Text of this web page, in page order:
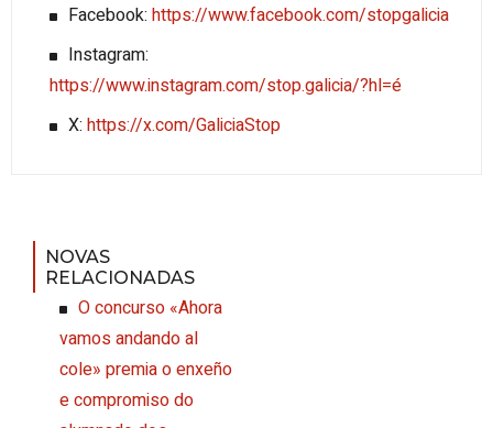
Facebook: https://www.facebook.com/stopgalicia
Instagram:
https://www.instagram.com/stop.galicia/?hl=é
X: https://x.com/GaliciaStop
NOVAS
RELACIONADAS
O concurso «Ahora
vamos andando al
cole» premia o enxeño
e compromiso do